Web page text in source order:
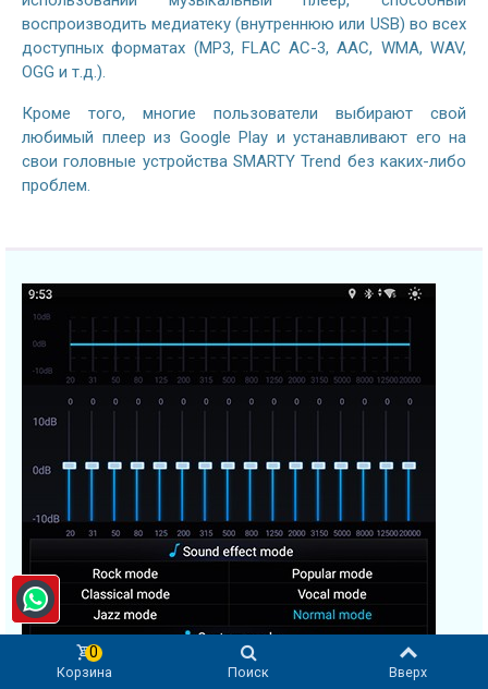
воспроизводить медиатеку (внутреннюю или USB) во всех
доступных форматах (MP3, FLAC AC-3, AAC, WMA, WAV,
OGG и т.д.).
Кроме того, многие пользователи выбирают свой
любимый плеер из Google Play и устанавливают его на
свои головные устройства SMARTY Trend без каких-либо
проблем.
Корзина
0
Поиск Вверх